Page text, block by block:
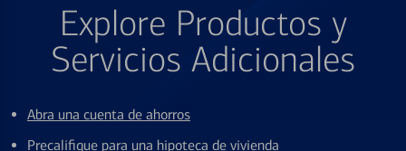
Explore Productos y
Servicios Adicionales
Abra una cuenta de ahorros
Precalifique para una hipoteca de vivienda